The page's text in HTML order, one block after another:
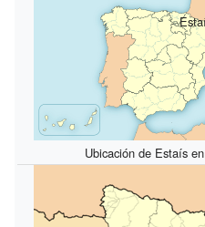
Ubicación de Estaís